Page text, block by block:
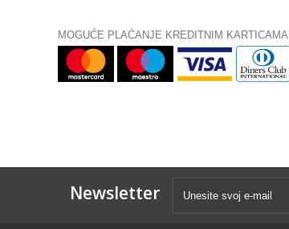
MOGUĆE PLAĆANJE KREDITNIM KARTICAMA
Newsletter